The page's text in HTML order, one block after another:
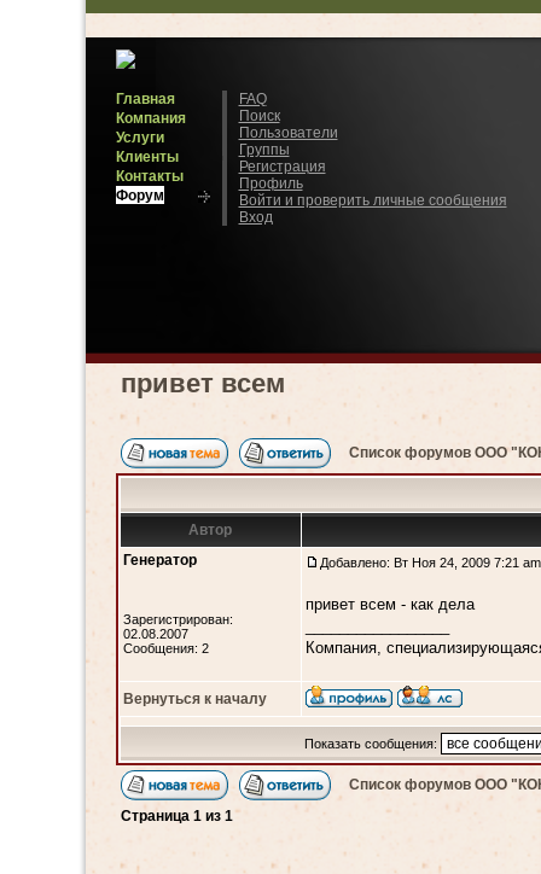
Главная
Компания
Услуги
Клиенты
Контакты
Форум
FAQ
Поиск
Пользователи
Группы
Регистрация
Профиль
Войти и проверить личные сообщения
Вход
привет всем
Список форумов ООО
Автор
Генератор
Зарегистрирован:
02.08.2007
Сообщения: 2
Добавлено: Вт Ноя 24, 2009 7:21 am
привет всем - как дела
Компания,
Вернуться к началу
Показать сообщения:
Список форумов ООО
Страница 1из 1